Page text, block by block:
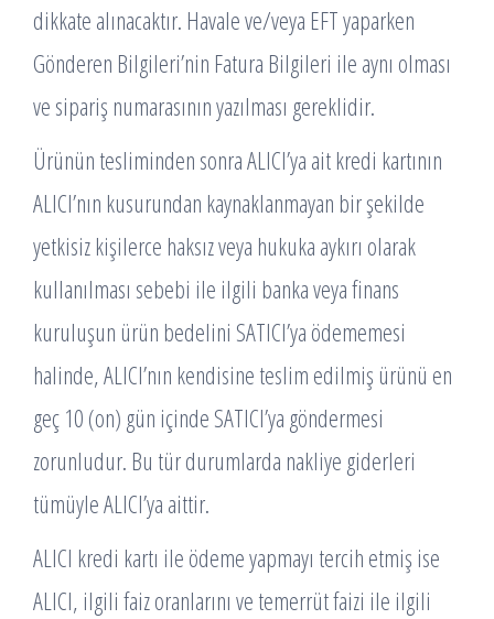
dikkate alınacaktır. Havale ve/veya EFT yaparken
Gönderen Bilgileri’nin Fatura Bilgileri ile aynı olması
ve sipariş numarasının yazılması gereklidir.
Ürünün tesliminden sonra ALICI’ya ait kredi kartının
ALICI’nın kusurundan kaynaklanmayan bir şekilde
yetkisiz kişilerce haksız veya hukuka aykırı olarak
kullanılması sebebi ile ilgili banka veya finans
kuruluşun ürün bedelini SATICI’ya ödememesi
halinde, ALICI’nın kendisine teslim edilmiş ürünü en
geç 10 (on) gün içinde SATICI’ya göndermesi
zorunludur. Bu tür durumlarda nakliye giderleri
tümüyle ALICI’ya aittir.
ALICI kredi kartı ile ödeme yapmayı tercih etmiş ise
ALICI, ilgili faiz oranlarını ve temerrüt faizi ile ilgili